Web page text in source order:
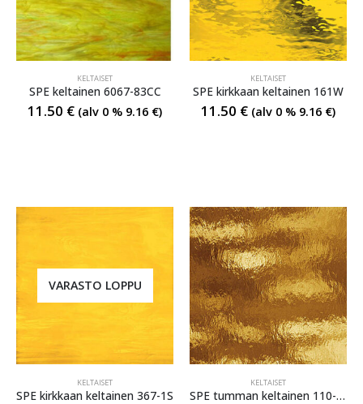
KELTAISET
SPE keltainen 6067-83CC
11.50 € (alv 0 % 9.16 €)
KELTAISET
SPE kirkkaan keltainen 161W
11.50 € (alv 0 % 9.16 €)
VARASTO LOPPU
KELTAISET
SPE kirkkaan keltainen 367-1S
KELTAISET
SPE tumman keltainen 110-8RR